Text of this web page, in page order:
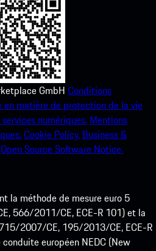
GmbH Conditions
en matière de protection de la vie
numériques. Mentions
Cookie Policy. Business &
Open Source Software Notice.
la méthode de mesure euro 5
566/2011/CE, ECE-R 101) et la
2007/CE, 195/2013/CE, ECE-R
européen NEDC (New